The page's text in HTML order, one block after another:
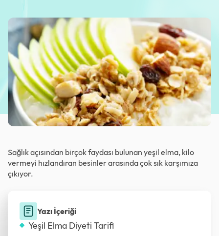
Sağlık açısından birçok faydası bulunan yeşil elma, kilo
vermeyi hızlandıran besinler arasında çok sık karşımıza
çıkıyor.
Yazı İçeriği
Yeşil Elma Diyeti Tarifi